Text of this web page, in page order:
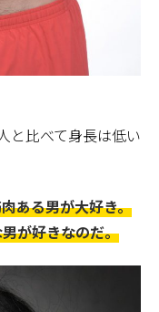
と比べて身長は低い
ある男が大好き。
が好きなのだ。